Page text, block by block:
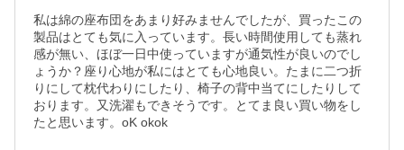
私は綿の座布団をあまり好みませんでしたが、買ったこの
製品はとても気に入っています。長い時間使用しても蒸れ
感が無い、ほぼ一日中使っていますが通気性が良いのでし
ょうか？座り心地が私にはとても心地良い。たまに二つ折
りにして枕代わりにしたり、椅子の背中当てにしたりして
おります。又洗濯もできそうです。とてま良い買い物をし
たと思います。oK okok